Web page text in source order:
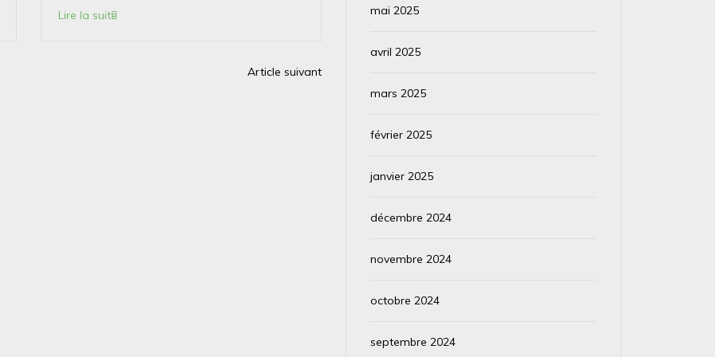
Lire la suite
Article suivant
mai 2025
avril 2025
mars 2025
février 2025
janvier 2025
décembre 2024
novembre 2024
octobre 2024
septembre 2024